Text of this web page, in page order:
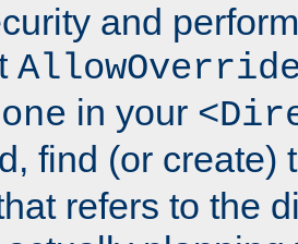
and
in your
find (or create)
refers to the